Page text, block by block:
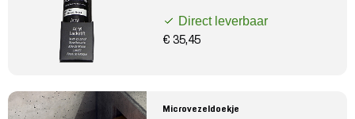
Direct leverbaar
€ 35,45
Microvezeldoekje